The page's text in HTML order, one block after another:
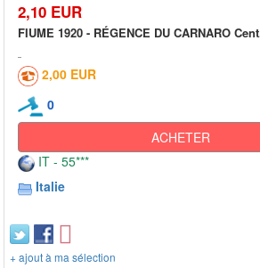
2,10 EUR
FIUME 1920 - RÉGENCE DU CARNARO
2,00 EUR
0
ACHETER
IT - 55***
Italie
+ ajout à ma sélection